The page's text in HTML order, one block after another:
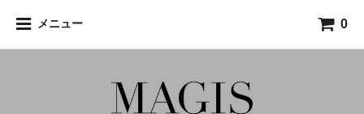
メニュー 0